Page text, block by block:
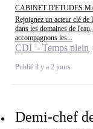
CABINET D'ETUDES
Rejoignez un acteur clé
dans les domaines de
accompagnons les...
CDI - Temps plein
Publié il y a 2 jours
Demi-chef